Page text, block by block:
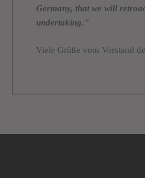
Germany, that we will
undertaking. ”
Viele Grüße vom Vorstand